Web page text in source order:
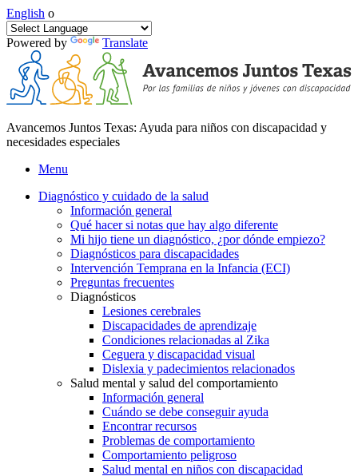
English o
Powered by Translate
Avancemos Juntos Texas: Ayuda para niños con discapacidad y
necesidades especiales
Menu
Diagnóstico y cuidado de la salud
Información general
Qué hacer si notas que hay algo diferente
Mi hijo tiene un diagnóstico, ¿por dónde empiezo?
Diagnósticos para discapacidades
Intervención Temprana en la Infancia (ECI)
Preguntas frecuentes
Diagnósticos
Lesiones cerebrales
Discapacidades de aprendizaje
Condiciones relacionadas al Zika
Ceguera y discapacidad visual
Dislexia y padecimientos relacionados
Salud mental y salud del comportamiento
Información general
Cuándo se debe conseguir ayuda
Encontrar recursos
Problemas de comportamiento
Comportamiento peligroso
Salud mental en niños con discapacidad